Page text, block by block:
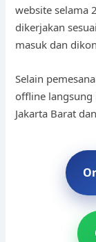
website selama
dikerjakan
masuk dan
Selain
offline langsung
Jakarta Barat